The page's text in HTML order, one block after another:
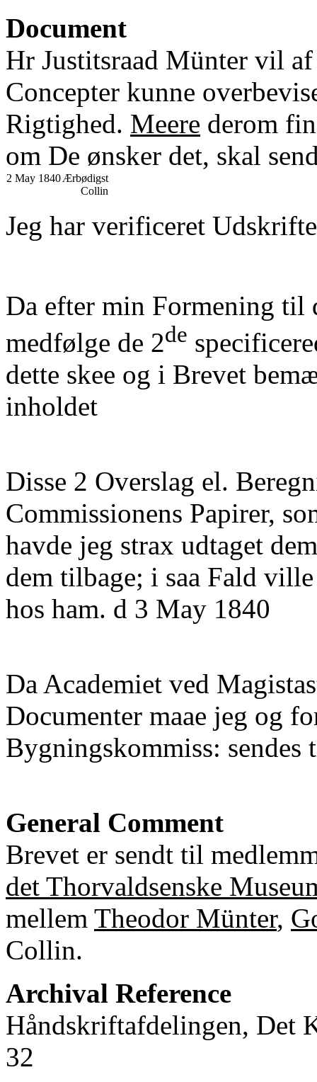
Document
Hr Justitsraad Münter vil
Concepter kunne
Rigtighed. Meere derom
om De ønsker det, skal
2 May 1840Ærbødigst
Collin
Jeg har verificeret
Da efter min Formening til
medfølge de 2de
dette skee og i Brevet
inholdet
Disse 2 Overslag el.
Commissionens Papirer,
havde jeg strax udtaget
dem tilbage; i saa Fald
hos ham. d 3 May 1840
Da Academiet ved
Documenter maae jeg og
Bygningskommiss:
General Comment
Brevet er sendt til
det Thorvaldsenske
mellem Theodor Münter,
Collin.
Archival Reference
Håndskriftafdelingen, Det
32